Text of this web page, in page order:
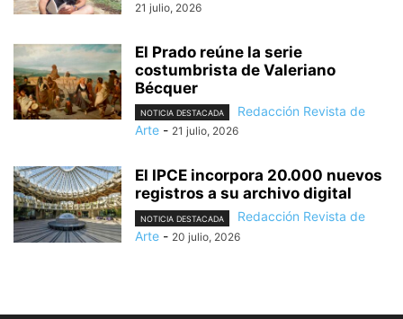
21 julio, 2026
El Prado reúne la serie
costumbrista de Valeriano
Bécquer
NOTICIA DESTACADA
Redacción Revista de
Arte - 21 julio, 2026
El IPCE incorpora 20.000 nuevos
registros a su archivo digital
NOTICIA DESTACADA
Redacción Revista de
Arte - 20 julio, 2026